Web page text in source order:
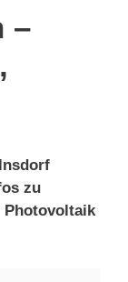
–
zu
Photovoltaik